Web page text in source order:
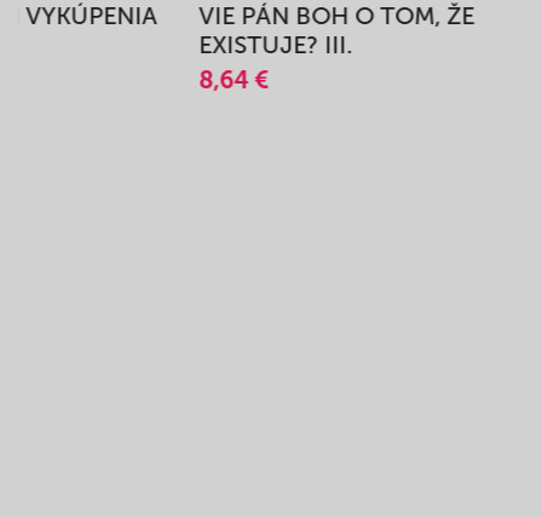
VYKÚPENIA
VIE PÁN BOH O TOM, ŽE
EXISTUJE? III.
8,64 €